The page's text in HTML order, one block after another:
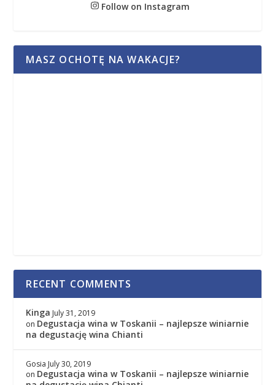
Follow on Instagram
MASZ OCHOTĘ NA WAKACJE?
RECENT COMMENTS
Kinga July 31, 2019
on Degustacja wina w Toskanii – najlepsze winiarnie
na degustację wina Chianti
Gosia July 30, 2019
on Degustacja wina w Toskanii – najlepsze winiarnie